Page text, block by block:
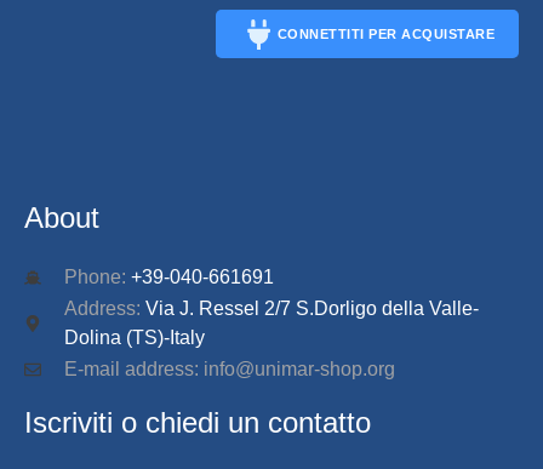
CONNETTITI PER ACQUISTARE
About
Phone: +39-040-661691
Address: Via J. Ressel 2/7 S.Dorligo della Valle-
Dolina (TS)-Italy
E-mail address: info@unimar-shop.org
Iscriviti o chiedi un contatto